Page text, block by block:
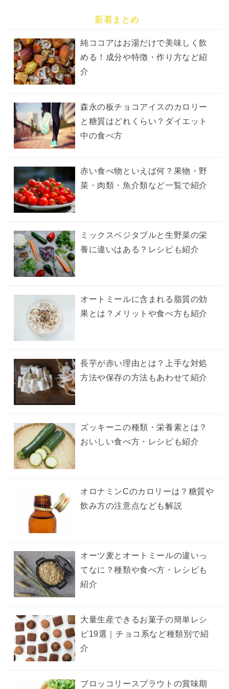
新着まとめ
純ココアはお湯だけで美味しく飲
める！成分や特徴・作り方など紹
介
森永の板チョコアイスのカロリー
と糖質はどれくらい？ダイエット
中の食べ方
赤い食べ物といえば何？果物・野
菜・肉類・魚介類など一覧で紹介
ミックスベジタブルと生野菜の栄
養に違いはある？レシピも紹介
オートミールに含まれる脂質の効
果とは？メリットや食べ方も紹介
長芋が赤い理由とは？上手な対処
方法や保存の方法もあわせて紹介
ズッキーニの種類・栄養素とは？
おいしい食べ方・レシピも紹介
オロナミンCのカロリーは？糖質や
飲み方の注意点なども解説
オーツ麦とオートミールの違いっ
てなに？種類や食べ方・レシピも
紹介
大量生産できるお菓子の簡単レシ
ピ19選｜チョコ系など種類別で紹
介
ブロッコリースプラウトの賞味期